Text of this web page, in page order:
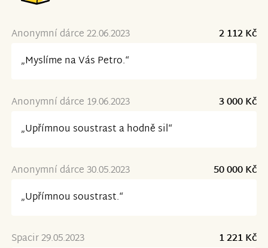
Anonymní dárce 22.06.2023
2 112 Kč
„Myslíme na Vás Petro.“
Anonymní dárce 19.06.2023
3 000 Kč
„Upřímnou soustrast a hodně sil“
Anonymní dárce 30.05.2023
50 000 Kč
„Upřímnou soustrast.“
Spacir 29.05.2023
1 221 Kč